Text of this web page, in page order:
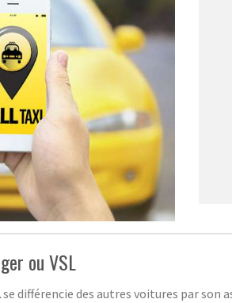
ou VSL
se différencie des autres voitures par son